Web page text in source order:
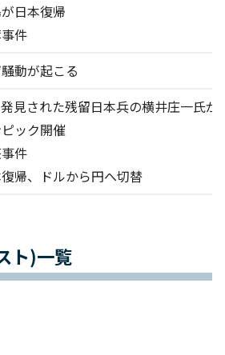
日本復帰
件
動が起こる
見された残留日本兵の横井庄一氏が
ック開催
件
帰、ドルから円へ切替
ト)一覧